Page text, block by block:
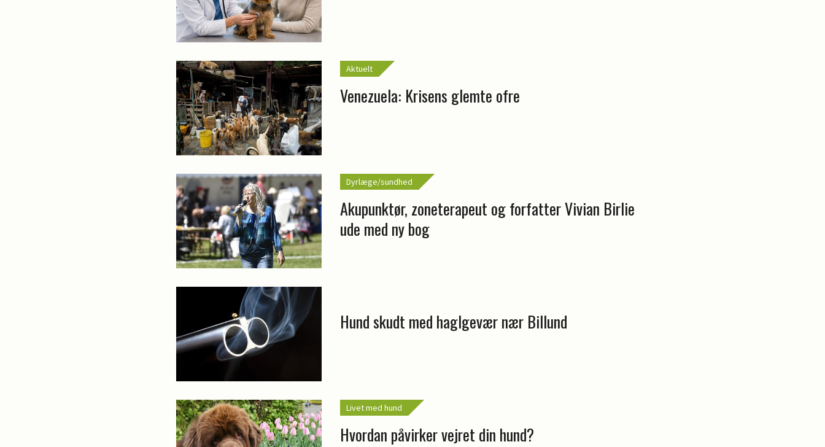
Aktuelt
Venezuela: Krisens glemte ofre
Dyrlæge/sundhed
Akupunktør, zoneterapeut og forfatter Vivian Birlie
ude med ny bog
Hund skudt med haglgevær nær Billund
Livet med hund
Hvordan påvirker vejret din hund?